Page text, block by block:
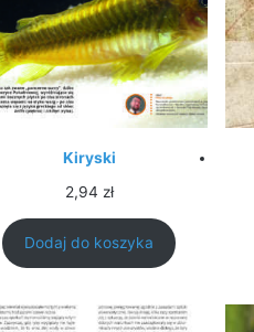
Kiryski
2,94 zł
Dodaj do koszyka